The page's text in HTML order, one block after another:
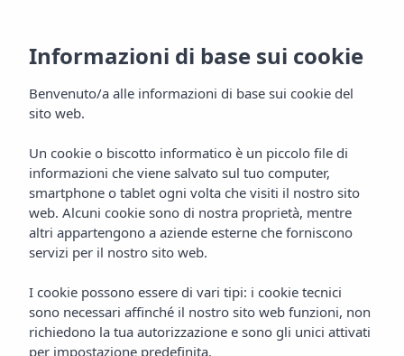
Inizio Hotel
Formentera
Insotel Club Maryland ***
FAQ
Domande
frequenti
Informazioni di base sui cookie
Benvenuto/a alle informazioni di base sui cookie del
sito web.
Un cookie o biscotto informatico è un piccolo file di
informazioni che viene salvato sul tuo computer,
smartphone o tablet ogni volta che visiti il nostro sito
web. Alcuni cookie sono di nostra proprietà, mentre
altri appartengono a aziende esterne che forniscono
servizi per il nostro sito web.
I cookie possono essere di vari tipi: i cookie tecnici
sono necessari affinché il nostro sito web funzioni, non
richiedono la tua autorizzazione e sono gli unici attivati
per impostazione predefinita.